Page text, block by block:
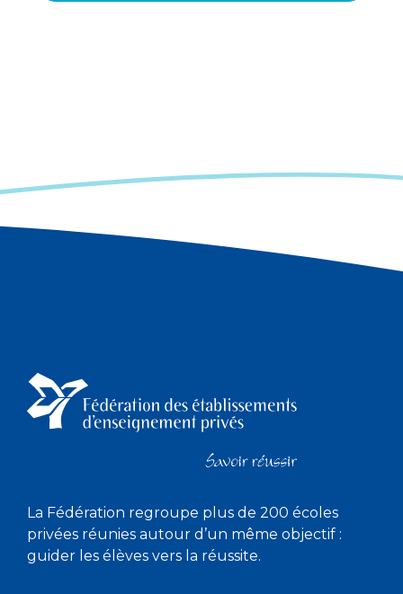
La Fédération regroupe plus de 200 écoles
privées réunies autour d’un même objectif :
guider les élèves vers la réussite.